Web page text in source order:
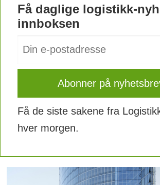
Få daglige logistikk-
innboksen
Få de siste sakene fra
hver morgen.